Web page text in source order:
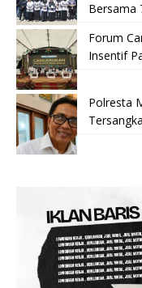
Bersama
Forum
Insentif
Polresta